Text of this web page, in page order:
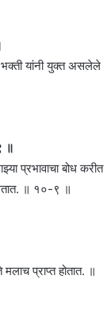
भक्ती यांनी युक्त असलेले
॥
प्रभावाचा बोध करीत
॥ १०-९ ॥
प्राप्त होतात. ॥